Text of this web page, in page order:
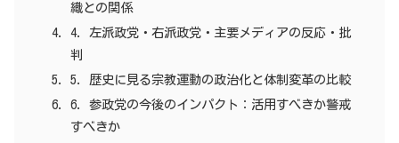
織との関係
4. 左派政党・右派政党・主要メディアの反応・批
判
5. 歴史に見る宗教運動の政治化と体制変革の比較
6. 参政党の今後のインパクト：活用すべきか警戒
すべきか